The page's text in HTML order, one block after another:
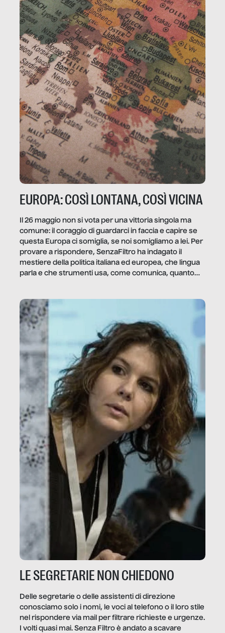
EUROPA: COSÌ LONTANA, COSÌ VICINA
Il 26 maggio non si vota per una vittoria singola ma
comune: il coraggio di guardarci in faccia e capire se
questa Europa ci somiglia, se noi somigliamo a lei. Per
provare a rispondere, SenzaFiltro ha indagato il
mestiere della politica italiana ed europea, che lingua
parla e che strumenti usa, come comunica, quanto
LE SEGRETARIE NON CHIEDONO
Delle segretarie o delle assistenti di direzione
conosciamo solo i nomi, le voci al telefono o il loro stile
nel rispondere via mail per filtrare richieste e urgenze.
I volti quasi mai. Senza Filtro è andato a scavare